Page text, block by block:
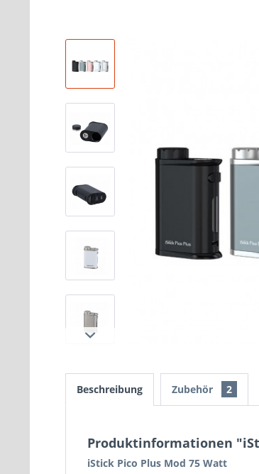
Beschreibung Zubehör 2
Produktinformationen
iStick Pico Plus Mod 75 Watt